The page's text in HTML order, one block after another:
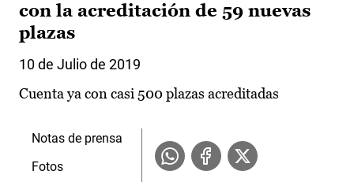
con la acreditación de 59 nuevas
plazas
10 de Julio de 2019
Cuenta ya con casi 500 plazas acreditadas
Notas de prensa
Fotos